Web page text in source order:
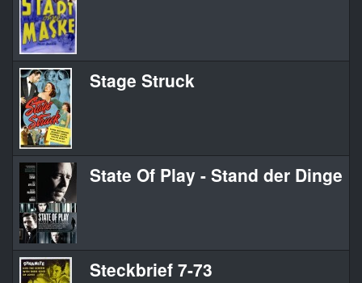
Stage Struck
State Of Play - Stand der Dinge
Steckbrief 7-73